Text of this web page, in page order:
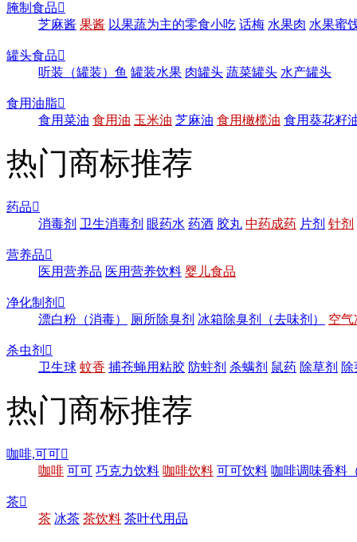
腌制食品
芝麻酱 果酱 以果蔬为主的零食小吃 话梅 水果肉 水果蜜
罐头食品
听装（罐装）鱼 罐装水果 肉罐头 蔬菜罐头 水产罐头
食用油脂
食用菜油 食用油 玉米油 芝麻油 食用橄榄油 食用葵花籽
热门商标推荐
药品
消毒剂 卫生消毒剂 眼药水 药酒 胶丸 中药成药 片剂 针剂
营养品
医用营养品 医用营养饮料 婴儿食品
净化制剂 
漂白粉（消毒）
厕所除臭剂 冰箱除臭剂（去味剂） 空气
杀虫剂 
卫生球 蚊香 捕苍蝇用粘胶 防蛀剂 杀螨剂 鼠药 除草剂
热门商标推荐
咖啡,可可
咖啡 可可 巧克力饮料 咖啡饮料 可可饮料 咖啡调味香料
茶
茶 冰茶 茶饮料 茶叶代用品